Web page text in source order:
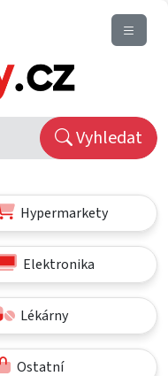
Vyhledat
Hypermarkety
Elektronika
Lékárny
Ostatní